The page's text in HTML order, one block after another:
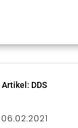
Artikel: DDS
06.02.2021